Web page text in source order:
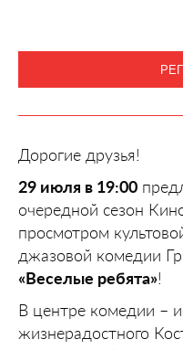
Дорогие друзья!
29 июля в 19:00
очередной сезон
просмотром
джазовой комедии
«Веселые ребята»!
В центре комедии –
жизнерадостного